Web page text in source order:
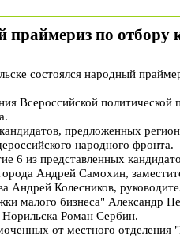
по отбору
состоялся народный
Всероссийской политической
предложенных
народного фронта.
6 из представленных
Андрей Самохин,
Андрей Колесников,
малого бизнеса" Александр
Роман Сербин.
от местного отделения